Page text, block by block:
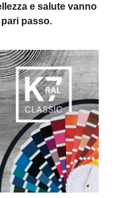
e salute vanno
passo.